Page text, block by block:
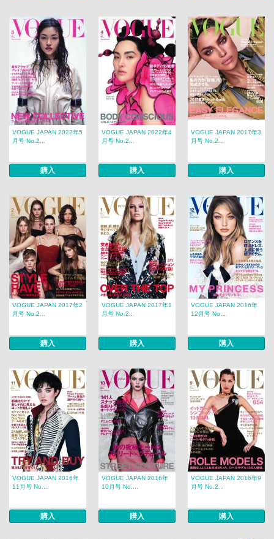
VOGUE JAPAN 2022年5
月号 No.2...
購入
VOGUE JAPAN 2022年4
月号 No.2...
購入
VOGUE JAPAN 2017年3
月号 No.2...
購入
VOGUE JAPAN 2017年2
月号 No.2...
購入
VOGUE JAPAN 2017年1
月号 No.2...
購入
VOGUE JAPAN 2016年
12月号 No....
購入
VOGUE JAPAN 2016年
11月号 No....
購入
VOGUE JAPAN 2016年
10月号 No....
購入
VOGUE JAPAN 2016年9
月号 No.2...
購入